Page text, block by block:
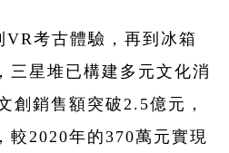
VR考古體驗，再到冰箱
三星堆已構建多元文化消
創銷售額突破2.5億元，
較2020年的370萬元實現